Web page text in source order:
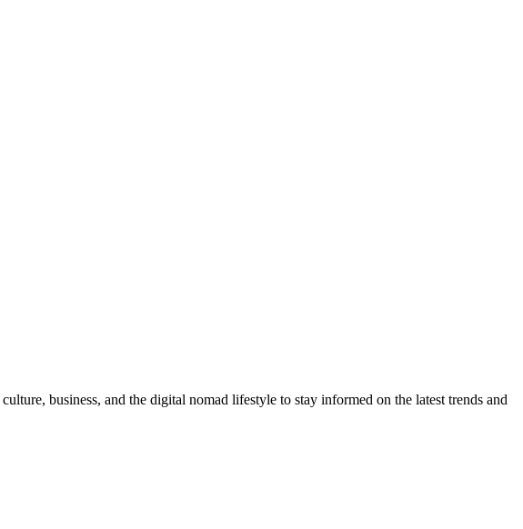
business, and the digital nomad lifestyle to stay informed on the latest trends and